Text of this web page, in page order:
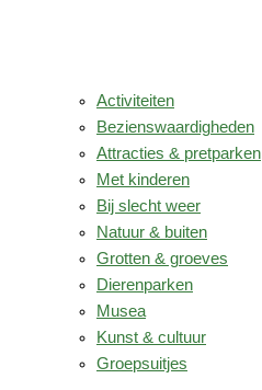
Activiteiten
Bezienswaardigheden
Attracties & pretparken
Met kinderen
Bij slecht weer
Natuur & buiten
Grotten & groeves
Dierenparken
Musea
Kunst & cultuur
Groepsuitjes